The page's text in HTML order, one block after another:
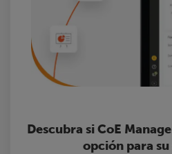
Descubra si CoE
opción para su